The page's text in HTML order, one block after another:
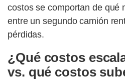
costos se comportan de qué
entre un segundo camión
pérdidas.
¿Qué costos
vs. qué costos